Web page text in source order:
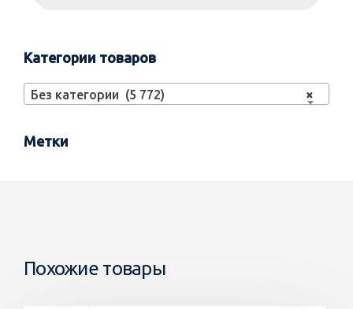
Категории товаров
×
Без категории (5 772)
Метки
Похожие товары